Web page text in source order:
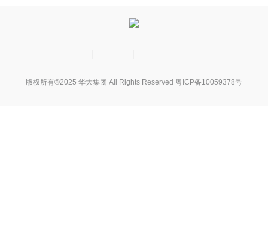
版权所有©2025 华大集团 All Rights Reserved 粤ICP备10059378号